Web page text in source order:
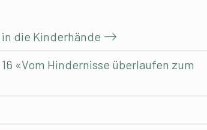
die Kinderhände
«Vom Hindernisse überlaufen zum